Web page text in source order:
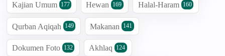
Kajian Umum 177 Hewan 169 Halal-Haram 160
Qurban Aqiqah 149 Makanan 141
Dokumen Foto 132 Akhlaq 124